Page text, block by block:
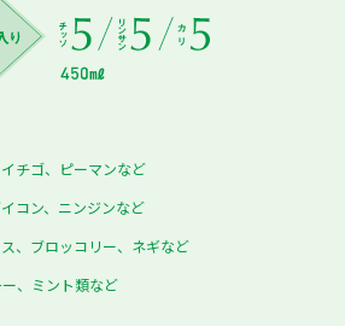
チゴ、ピーマンなど
コン、ニンジンなど
、ブロッコリー、ネギなど
、ミント類など